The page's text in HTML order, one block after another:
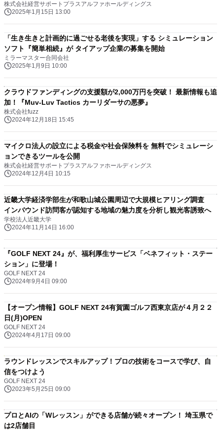
株式会社経営サポートプラスアルファホールディングス
2025年1月15日 13:00
「生き生きと計画的に過ごせる老後を実現」する シミュレーション
ソフト『簡単相続』が タイアップ企業の募集を開始
ミラーマスター合同会社
2025年1月9日 10:00
クラウドファンディングの支援額が2,000万円を突破！ 最新情報も追
加！『Muv-Luv Tactics カーリダーサの悪夢』
株式会社fuzz
2024年12月18日 15:45
マイクロ法人の設立による税金や社会保険料を 無料でシミュレーシ
ョンできるツールを公開
株式会社経営サポートプラスアルファホールディングス
2024年12月4日 10:15
近畿大学経済学部生が和歌山城公園周辺で大規模ヒアリング調査
インバウンド訪問客が認知する地域の魅力度を分析し観光客誘致へ
学校法人近畿大学
2024年11月14日 16:00
『GOLF NEXT 24』が、福利厚生サービス「ベネフィット・ステー
ション」に登場！
GOLF NEXT 24
2024年9月4日 09:00
【オープン情報】GOLF NEXT 24有賀園ゴルフ西東京店が４月２２
日(月)OPEN
GOLF NEXT 24
2024年4月17日 09:00
ラウンドレッスンでスキルアップ！プロの技術をコースで学び、自
信をつけよう
GOLF NEXT 24
2023年5月25日 09:00
プロとAIの「Wレッスン」ができる店舗が続々オープン！ 埼玉県で
は2店舗目